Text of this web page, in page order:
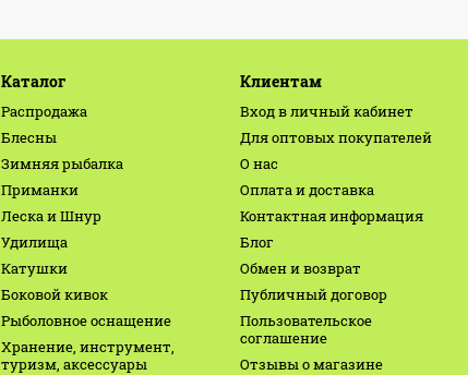
Каталог
Распродажа
Блесны
Зимняя рыбалка
Приманки
Леска и Шнур
Удилища
Катушки
Боковой кивок
Рыболовное оснащение
Хранение, инструмент,
туризм, аксессуары
Клиентам
Вход в личный кабинет
Для оптовых покупателей
О нас
Оплата и доставка
Контактная информация
Блог
Обмен и возврат
Публичный договор
Пользовательское
соглашение
Отзывы о магазине